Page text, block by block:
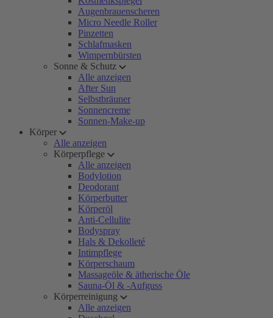
Augenbrauenscheren
Micro Needle Roller
Pinzetten
Schlafmasken
Wimpernbürsten
Sonne & Schutz
Alle anzeigen
After Sun
Selbstbräuner
Sonnencreme
Sonnen-Make-up
Körper
Alle anzeigen
Körperpflege
Alle anzeigen
Bodylotion
Deodorant
Körperbutter
Körperöl
Anti-Cellulite
Bodyspray
Hals & Dekolleté
Intimpflege
Körperschaum
Massageöle & ätherische Öle
Sauna-Öl & -Aufguss
Körperreinigung
Alle anzeigen